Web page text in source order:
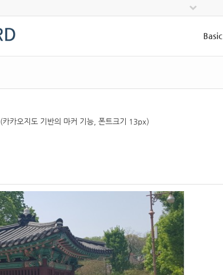
Basic
(카카오지도 기반의 마커 기능, 폰트크기 13px)